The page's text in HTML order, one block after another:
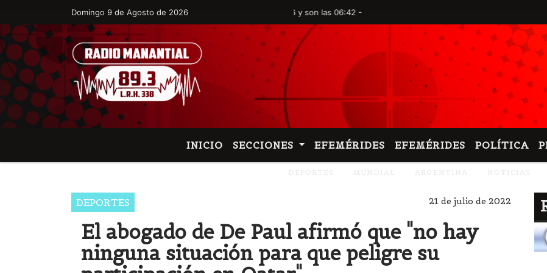
Domingo 9 de Agosto de 2026
Hoy es Domingo 9 de Agosto de 2026 y son las 06:42 -
INICIO SECCIONES EFEMÉRIDES EFEMÉRIDES POLÍTICA
DEPORTES 21 de julio de 2022
El abogado de De Paul afirmó que "no hay
ninguna situación para que peligre su